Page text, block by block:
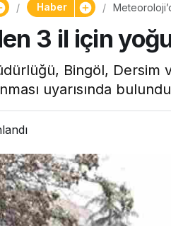
Haber
3 il için
Bingöl, Dersim
uyarısında